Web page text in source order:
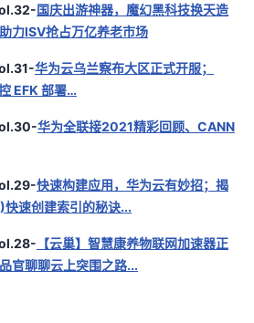
国庆出游神器，魔幻黑科技换天造
力ISV抢占万亿养老市场
华为云乌兰察布大区正式开服；
EFK 部署…
华为全联接2021精彩回顾、CANN
快速构建应用，华为云有妙招；揭
速创建索引的秘诀...
【云巢】智慧康养物联网加速器正
官聊聊云上突围之路...